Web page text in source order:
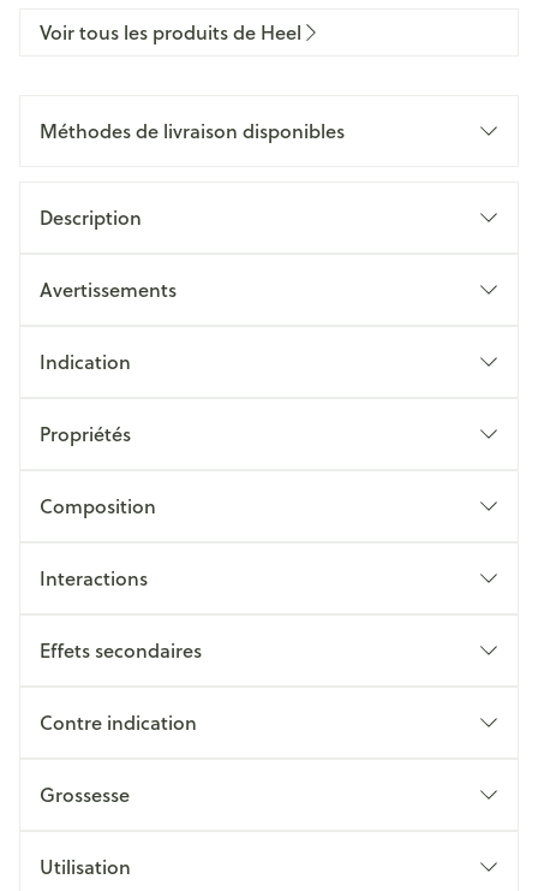
Voir tous les produits de Heel
Méthodes de livraison disponibles
Description
Avertissements
Indication
Propriétés
Composition
Interactions
Effets secondaires
Contre indication
Grossesse
Utilisation